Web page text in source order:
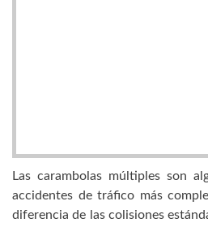
Las carambolas múltiples son
accidentes de tráfico más
diferencia de las colisiones